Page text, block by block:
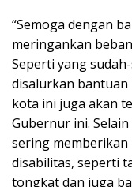
“Semoga dengan
meringankan
Seperti yang
disalurkan bantuan
kota ini juga akan
Gubernur ini.
sering
disabilitas, seperti
tongkat dan juga